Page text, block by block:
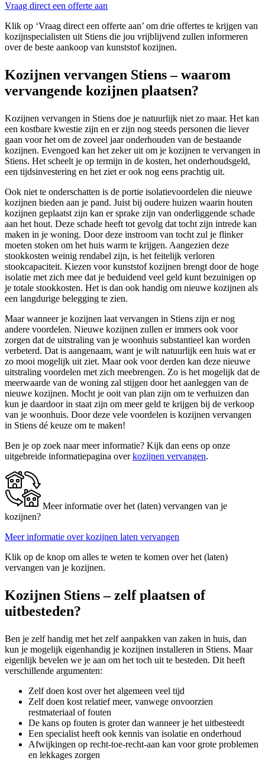
Vraag direct een offerte aan
Klik op ‘Vraag direct een offerte aan’ om drie offertes te krijgen van
kozijnspecialisten uit Stiens die jou vrijblijvend zullen informeren
over de beste aankoop van kunststof kozijnen.
Kozijnen vervangen Stiens – waarom
vervangende kozijnen plaatsen?
Kozijnen vervangen in Stiens doe je natuurlijk niet zo maar. Het kan
een kostbare kwestie zijn en er zijn nog steeds personen die liever
gaan voor het om de zoveel jaar onderhouden van de bestaande
kozijnen. Evengoed kan het zeker uit om je kozijnen te vervangen in
Stiens. Het scheelt je op termijn in de kosten, het onderhoudsgeld,
een tijdsinvestering en het ziet er ook nog eens prachtig uit.
Ook niet te onderschatten is de portie isolatievoordelen die nieuwe
kozijnen bieden aan je pand. Juist bij oudere huizen waarin houten
kozijnen geplaatst zijn kan er sprake zijn van onderliggende schade
aan het hout. Deze schade heeft tot gevolg dat tocht zijn intrede kan
maken in je woning. Door deze instroom van tocht zul je flinker
moeten stoken om het huis warm te krijgen. Aangezien deze
stookkosten weinig rendabel zijn, is het feitelijk verloren
stookcapaciteit. Kiezen voor kunststof kozijnen brengt door de hoge
isolatie met zich mee dat je beduidend veel geld kunt bezuinigen op
je totale stookkosten. Het is dan ook handig om nieuwe kozijnen als
een langdurige belegging te zien.
Maar wanneer je kozijnen laat vervangen in Stiens zijn er nog
andere voordelen. Nieuwe kozijnen zullen er immers ook voor
zorgen dat de uitstraling van je woonhuis substantieel kan worden
verbeterd. Dat is aangenaam, want je wilt natuurlijk een huis wat er
zo mooi mogelijk uit ziet. Maar ook voor derden kan deze nieuwe
uitstraling voordelen met zich meebrengen. Zo is het mogelijk dat de
meerwaarde van de woning zal stijgen door het aanleggen van de
nieuwe kozijnen. Mocht je ooit van plan zijn om te verhuizen dan
kun je daardoor in staat zijn om meer geld te krijgen bij de verkoop
van je woonhuis. Door deze vele voordelen is kozijnen vervangen
in Stiens dé keuze om te maken!
Ben je op zoek naar meer informatie? Kijk dan eens op onze
uitgebreide informatiepagina overkozijnen vervangen.
Meer informatie over het (laten) vervangen van je
kozijnen?
Meer informatie over kozijnen laten vervangen
Klik op de knop om alles te weten te komen over het (laten)
vervangen van je kozijnen.
Kozijnen Stiens – zelf plaatsen of
uitbesteden?
Ben je zelf handig met het zelf aanpakken van zaken in huis, dan
kun je mogelijk eigenhandig je kozijnen installeren in Stiens. Maar
eigenlijk bevelen we je aan om het toch uit te besteden. Dit heeft
verschillende argumenten:
Zelf doen kost over het algemeen veel tijd
Zelf doen kost relatief meer, vanwege onvoorzien
restmateriaal of fouten
De kans op fouten is groter dan wanneer je het uitbesteedt
Een specialist heeft ook kennis van isolatie en onderhoud
Afwijkingen op recht-toe-recht-aan kan voor grote problemen
en lekkages zorgen